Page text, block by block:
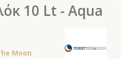
10 Lt - Aqua
Moon